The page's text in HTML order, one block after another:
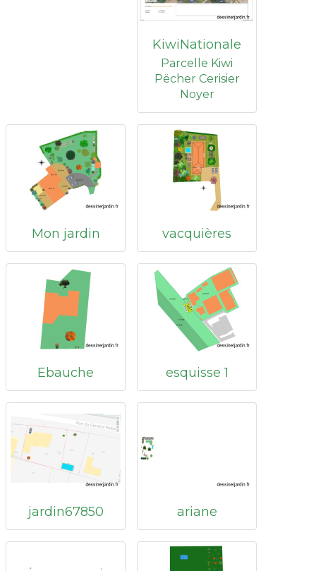
KiwiNationale
Parcelle Kiwi
Pëcher Cerisier
Noyer
Mon jardin vacquières
Ebauche esquisse 1
jardin67850 ariane